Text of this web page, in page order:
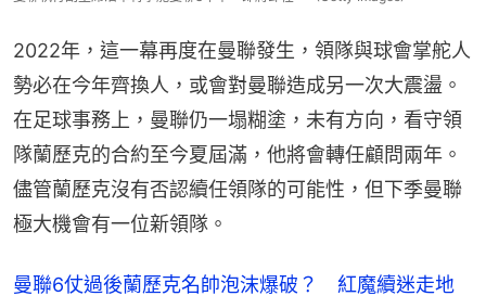
2022年，這一幕再度在曼聯發生，領隊與球會掌舵人
勢必在今年齊換人，或會對曼聯造成另一次大震盪。
在足球事務上，曼聯仍一塌糊塗，未有方向，看守領
隊蘭歷克的合約至今夏屆滿，他將會轉任顧問兩年。
儘管蘭歷克沒有否認續任領隊的可能性，但下季曼聯
極大機會有一位新領隊。
曼聯6仗過後蘭歷克名帥泡沫爆破？　紅魔續迷走地